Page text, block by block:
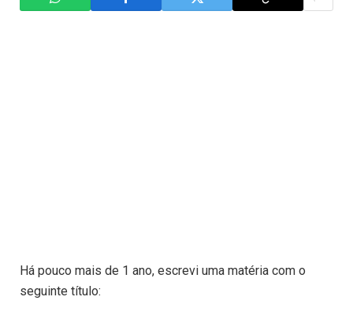
Há pouco mais de 1 ano, escrevi uma matéria com o
seguinte título: